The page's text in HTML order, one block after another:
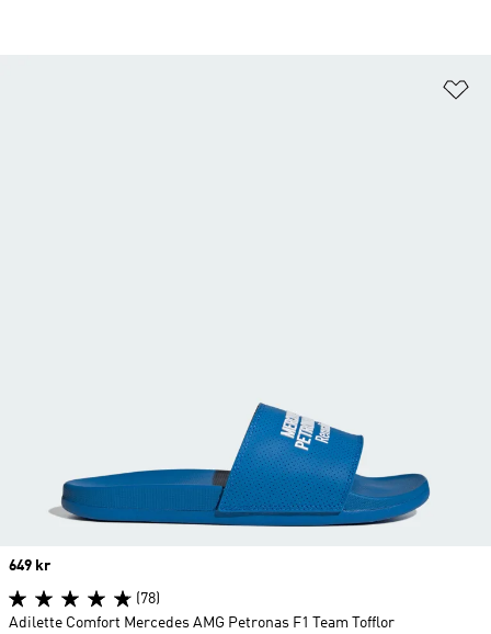
Price
649 kr
(78)
Adilette Comfort Mercedes AMG Petronas F1 Team Tofflor